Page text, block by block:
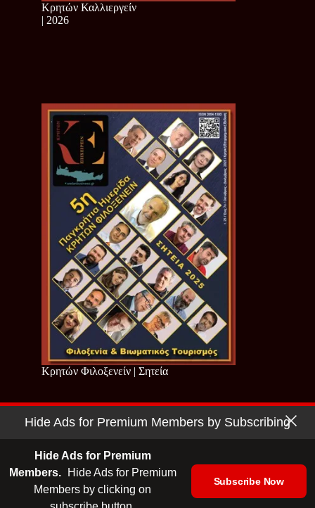
Κρητών Καλλιεργείν
| 2026
Κρητών Φιλοξενείν | Σητεία
Copyright © 2026 - Cretan Business | Κρητών Επιχειρείν
| Ταυτότητα | Media Kit
Hide Ads for Premium Members by Subscribing
Hide Ads for Premium
Members.
Hide Ads for Premium
Members by clicking on
Subscribe Now